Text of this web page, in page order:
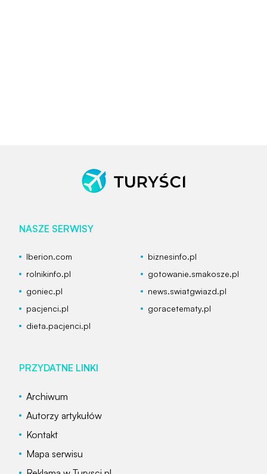
NASZE SERWISY
Iberion.com
biznesinfo.pl
rolnikinfo.pl
gotowanie.smakosze.pl
goniec.pl
news.swiatgwiazd.pl
pacjenci.pl
goracetematy.pl
dieta.pacjenci.pl
PRZYDATNE LINKI
Archiwum
Autorzy artykułów
Kontakt
Mapa serwisu